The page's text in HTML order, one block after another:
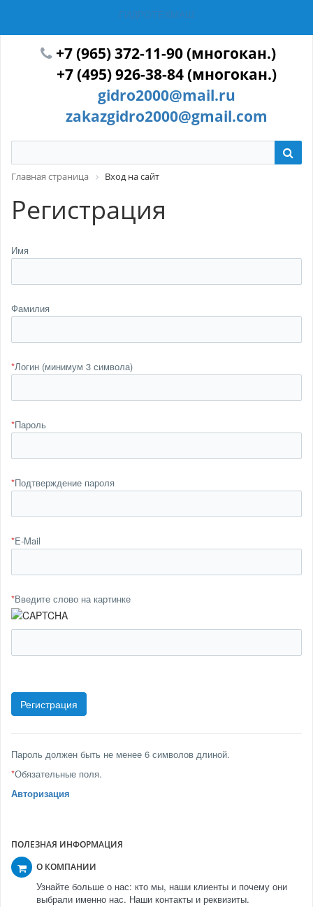
ГИДРОТЕХМАШ
+7 (965) 372-11-90 (многокан.)
+7 (495) 926-38-84 (многокан.)
gidro2000@mail.ru
zakazgidro2000@gmail.com
Главная страница Вход на сайт
Регистрация
Имя
Фамилия
*Логин (минимум 3 символа)
*Пароль
*Подтверждение пароля
*E-Mail
*Введите слово на картинке
Пароль должен быть не менее 6 символов длиной.
*Обязательные поля.
Авторизация
ПОЛЕЗНАЯ ИНФОРМАЦИЯ
О КОМПАНИИ
Узнайте больше о нас: кто мы, наши клиенты и почему они
выбрали именно нас. Наши контакты и реквизиты.